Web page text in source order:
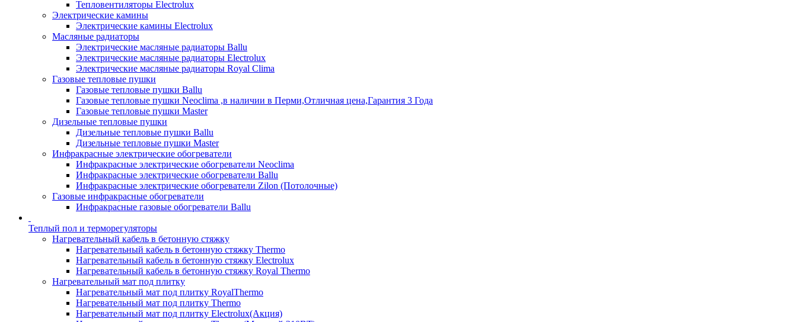
Тепловентиляторы Electrolux
Электрические камины
Электрические камины Electrolux
Масляные радиаторы
Электрические масляные радиаторы Ballu
Электрические масляные радиаторы Electrolux
Электрические масляные радиаторы Royal Clima
Газовые тепловые пушки
Газовые тепловые пушки Ballu
Газовые тепловые пушки Neoclima ,в наличии в Перми,Отличная цена,Гарантия 3 Года
Газовые тепловые пушки Master
Дизельные тепловые пушки
Дизельные тепловые пушки Ballu
Дизельные тепловые пушки Master
Инфракрасные электрические обогреватели
Инфракрасные электрические обогреватели Neoclima
Инфракрасные электрические обогреватели Ballu
Инфракрасные электрические обогреватели Zilon (Потолочные)
Газовые инфракрасные обогреватели
Инфракрасные газовые обогреватели Ballu
Теплый пол и терморегуляторы
Нагревательный кабель в бетонную стяжку
Нагревательный кабель в бетонную стяжку Thermo
Нагревательный кабель в бетонную стяжку Electrolux
Нагревательный кабель в бетонную стяжку Royal Thermo
Нагревательный мат под плитку
Нагревательный мат под плитку RoyalThermo
Нагревательный мат под плитку Thermo
Нагревательный мат под плитку Electrolux(Акция)